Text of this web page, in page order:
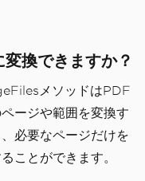
換できますか？
メソッドはPDF
ージや範囲を変換す
必要なページだけを
ことができます。